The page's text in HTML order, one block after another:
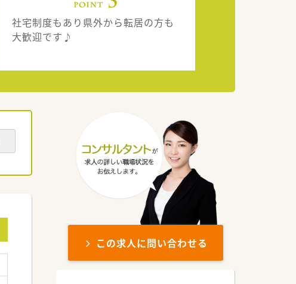
社宅制度もあり県外から転居の方も
大歓迎です♪
この求人に問い合わせる